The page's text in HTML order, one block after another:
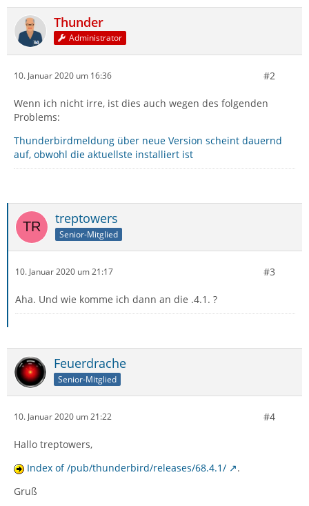
Thunder
Administrator
10. Januar 2020 um 16:36 #2
Wenn ich nicht irre, ist dies auch wegen des folgenden
Problems:
Thunderbirdmeldung über neue Version scheint dauernd
auf, obwohl die aktuellste installiert ist
treptowers
Senior-Mitglied
10. Januar 2020 um 21:17 #3
Aha. Und wie komme ich dann an die .4.1. ?
Feuerdrache
Senior-Mitglied
10. Januar 2020 um 21:22 #4
Hallo treptowers,
Index of /pub/thunderbird/releases/68.4.1/
.
Gruß